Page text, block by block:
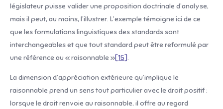
législateur puisse valider une proposition doctrinale d’analyse,
mais il peut, au moins, l’illustrer. L’exemple témoigne ici de ce
que les formulations linguistiques des standards sont
interchangeables et que tout standard peut être reformulé par
une référence au « raisonnable »[15].
La dimension d’appréciation extérieure qu’implique le
raisonnable prend un sens tout particulier avec le droit positif :
lorsque le droit renvoie au raisonnable, il offre au regard